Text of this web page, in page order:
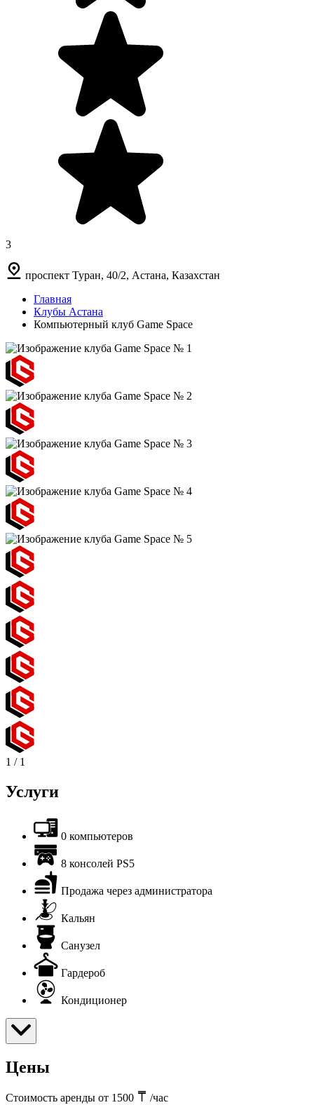
3
проспект Туран, 40/2, Астана, Казахстан
Главная
Клубы Астана
Компьютерный клуб Game Space
1 / 1
Услуги
0 компьютеров
8 консолей PS5
Продажа через администратора
Кальян
Санузел
Гардероб
Кондиционер
Цены
Стоимость аренды от 1500 /час